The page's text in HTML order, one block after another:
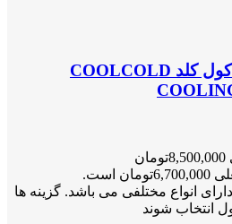
پایه خنک کننده لپ تاپ کول کلد COOLCOLD
قیمت اصلی 8,500,000تومان
است.
انواع مختلفی می باشد. گزینه ها
شوند